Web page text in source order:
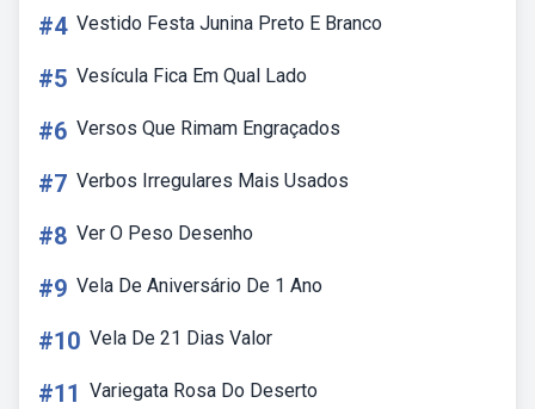
#4 Vestido Festa Junina Preto E Branco
#5 Vesícula Fica Em Qual Lado
#6 Versos Que Rimam Engraçados
#7 Verbos Irregulares Mais Usados
#8 Ver O Peso Desenho
#9 Vela De Aniversário De 1 Ano
#10 Vela De 21 Dias Valor
#11 Variegata Rosa Do Deserto